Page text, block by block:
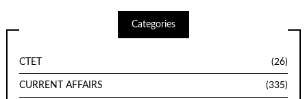
Categories
CTET (26)
CURRENT AFFAIRS (335)